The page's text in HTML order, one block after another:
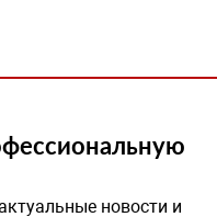
новости и